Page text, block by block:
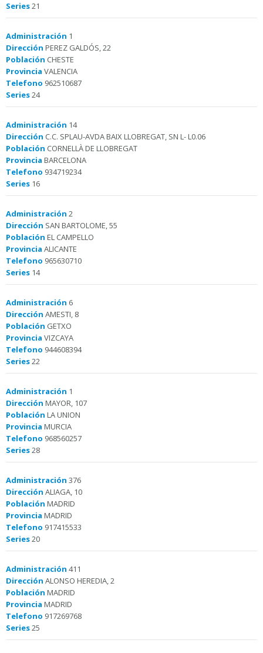
Series21
Administración 1
Dirección PEREZ GALDÓS, 22
Población CHESTE
Provincia VALENCIA
Telefono 962510687
Series24
Administración 14
Dirección C.C. SPLAU-AVDA BAIX LLOBREGAT, SN L- L0.06
Población CORNELLÀ DE LLOBREGAT
Provincia BARCELONA
Telefono 934719234
Series 16
Administración 2
Dirección SAN BARTOLOME, 55
Población EL CAMPELLO
Provincia ALICANTE
Telefono 965630710
Series 14
Administración 6
Dirección AMESTI, 8
Población GETXO
Provincia VIZCAYA
Telefono 944608394
Series22
Administración 1
Dirección MAYOR, 107
Población LA UNION
Provincia MURCIA
Telefono 968560257
Series28
Administración 376
Dirección ALIAGA, 10
Población MADRID
Provincia MADRID
Telefono 917415533
Series20
Administración 411
Dirección ALONSO HEREDIA, 2
Población MADRID
Provincia MADRID
Telefono 917269768
Series25